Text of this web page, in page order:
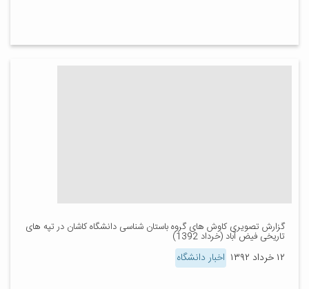
گزارش تصویری کاوش های گروه باستان شناسی دانشگاه کاشان در تپه های
تاریخی فیض آباد (خرداد 1392)
۱۲ خرداد ۱۳۹۲ اخبار دانشگاه